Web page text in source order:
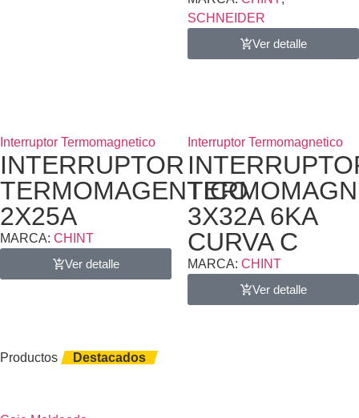
SCHNEIDER
Ver detalle
Interruptor Termomagnetico
INTERRUPTOR
TERMOMAGENTICO
2X25A
MARCA: CHINT
Ver detalle
Interruptor Termomagnetico
3X32A 6KA
CURVA C
MARCA: CHINT
Ver detalle
Productos Destacados